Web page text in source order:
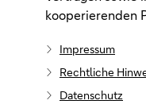
kooperierenden
Impressum
Rechtliche
Datenschutz